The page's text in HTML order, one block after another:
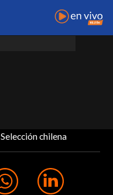
Selección chilena